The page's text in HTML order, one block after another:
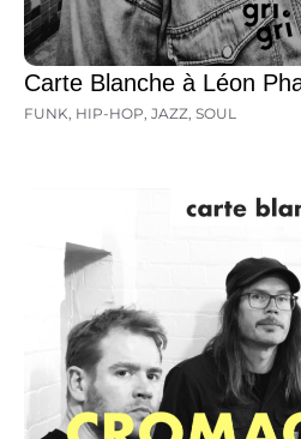
Carte Blanche à Léon
FUNK, HIP-HOP, JAZZ, SOUL